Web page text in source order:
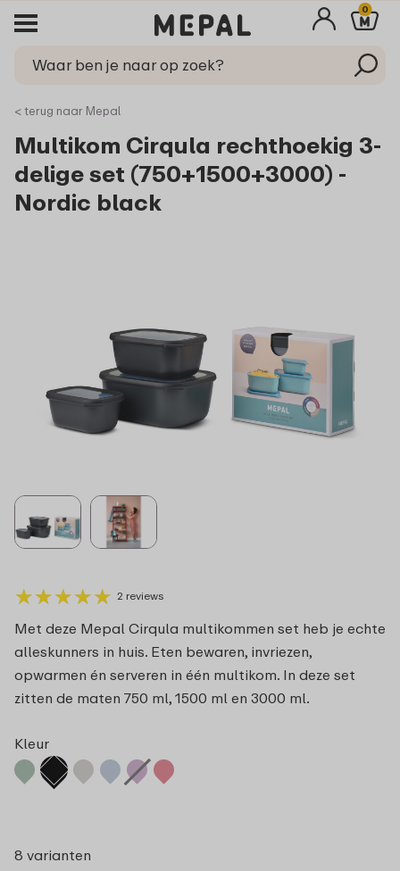
0
< terug naar Mepal
Multikom Cirqula rechthoekig 3-
delige set (750+1500+3000) -
Nordic black
★★★★★
★★★★★ 2 reviews
Met deze Mepal Cirqula multikommen set heb je echte
alleskunners in huis. Eten bewaren, invriezen,
opwarmen én serveren in één multikom. In deze set
zitten de maten 750 ml, 1500 ml en 3000 ml.
Kleur
8 varianten